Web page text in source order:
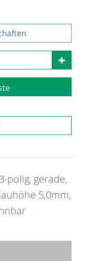
polig, gerade,
5,0mm,